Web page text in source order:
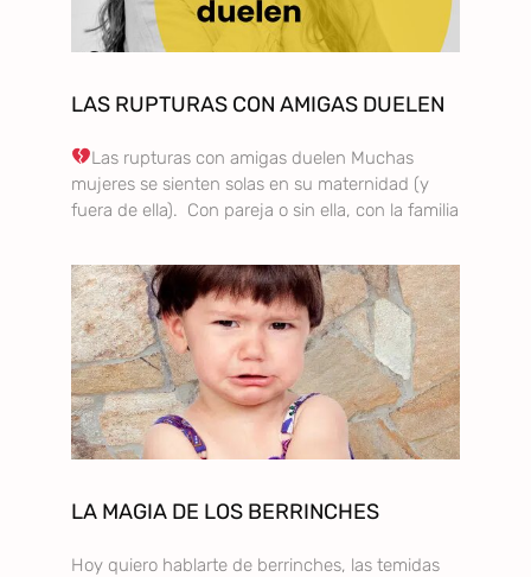
LAS RUPTURAS CON AMIGAS DUELEN
Las rupturas con amigas duelen Muchas
mujeres se sienten solas en su maternidad (y
fuera de ella). Con pareja o sin ella, con la familia
LA MAGIA DE LOS BERRINCHES
Hoy quiero hablarte de berrinches, las temidas